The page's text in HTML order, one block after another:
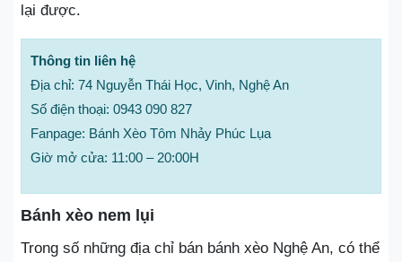
lại được.
Thông tin liên hệ
Địa chỉ: 74 Nguyễn Thái Học, Vinh, Nghệ An
Số điện thoại: 0943 090 827
Fanpage: Bánh Xèo Tôm Nhảy Phúc Lụa
Giờ mở cửa: 11:00 – 20:00H
Bánh xèo nem lụi
Trong số những địa chỉ bán bánh xèo Nghệ An, có thể